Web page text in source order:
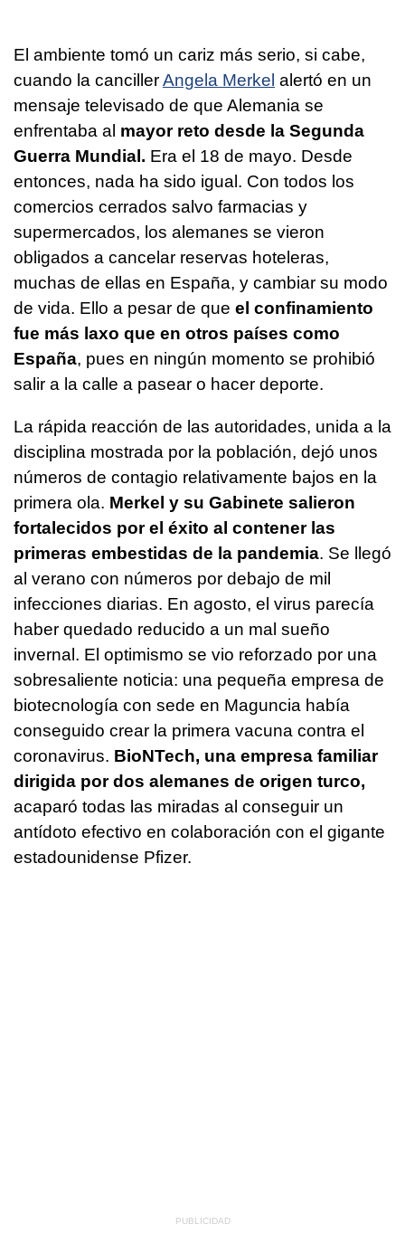
El ambiente tomó un cariz más serio, si cabe,
cuando la cancillerAngela Merkel alertó en un
mensaje televisado de que Alemania se
enfrentaba al mayor reto desde la Segunda
Guerra Mundial. Era el 18 de mayo. Desde
entonces, nada ha sido igual. Con todos los
comercios cerrados salvo farmacias y
supermercados, los alemanes se vieron
obligados a cancelar reservas hoteleras,
muchas de ellas en España, y cambiar su modo
de vida. Ello a pesar de que el confinamiento
fue más laxo que en otros países como
España, pues en ningún momento se prohibió
salir a la calle a pasear o hacer deporte.
La rápida reacción de las autoridades, unida a la
disciplina mostrada por la población, dejó unos
números de contagio relativamente bajos en la
primera ola. Merkel y su Gabinete salieron
fortalecidos por el éxito al contener las
primeras embestidas de la pandemia. Se llegó
al verano con números por debajo de mil
infecciones diarias. En agosto, el virus parecía
haber quedado reducido a un mal sueño
invernal. El optimismo se vio reforzado por una
sobresaliente noticia: una pequeña empresa de
biotecnología con sede en Maguncia había
conseguido crear la primera vacuna contra el
coronavirus. BioNTech, una empresa familiar
dirigida por dos alemanes de origen turco,
acaparó todas las miradas al conseguir un
antídoto efectivo en colaboración con el gigante
estadounidense Pfizer.